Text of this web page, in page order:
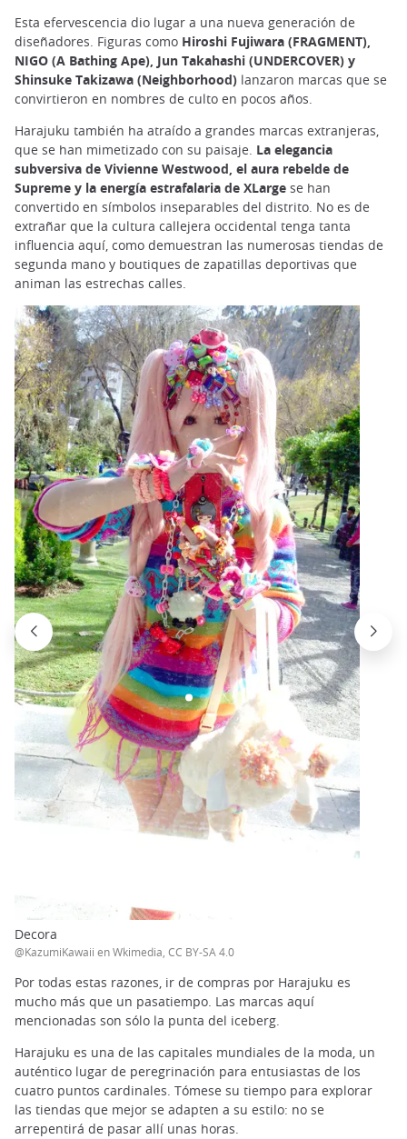
Esta efervescencia dio lugar a una nueva generación de
diseñadores. Figuras como Hiroshi Fujiwara (FRAGMENT),
NIGO (A Bathing Ape), Jun Takahashi (UNDERCOVER) y
Shinsuke Takizawa (Neighborhood) lanzaron marcas que se
convirtieron en nombres de culto en pocos años.
Harajuku también ha atraído a grandes marcas extranjeras,
que se han mimetizado con su paisaje. La elegancia
subversiva de Vivienne Westwood, el aura rebelde de
Supreme y la energía estrafalaria de XLarge se han
convertido en símbolos inseparables del distrito. No es de
extrañar que la cultura callejera occidental tenga tanta
influencia aquí, como demuestran las numerosas tiendas de
segunda mano y boutiques de zapatillas deportivas que
animan las estrechas calles.
Decora
@KazumiKawaii en Wkimedia, CC BY-SA 4.0
Por todas estas razones, ir de compras por Harajuku es
mucho más que un pasatiempo. Las marcas aquí
mencionadas son sólo la punta del iceberg.
Harajuku es una de las capitales mundiales de la moda, un
auténtico lugar de peregrinación para entusiastas de los
cuatro puntos cardinales. Tómese su tiempo para explorar
las tiendas que mejor se adapten a su estilo: no se
arrepentirá de pasar allí unas horas.